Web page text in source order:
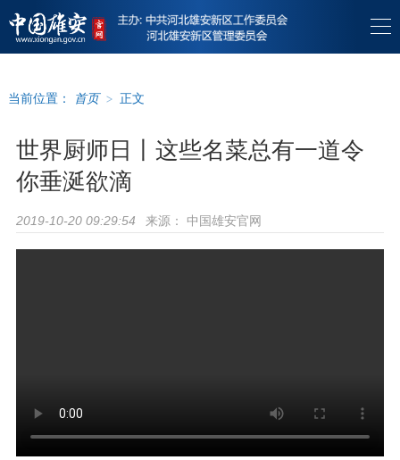
当前位置： 首页 > 正文
世界厨师日丨这些名菜总有一道令
你垂涎欲滴
2019-10-20 09:29:54 来源： 中国雄安官网